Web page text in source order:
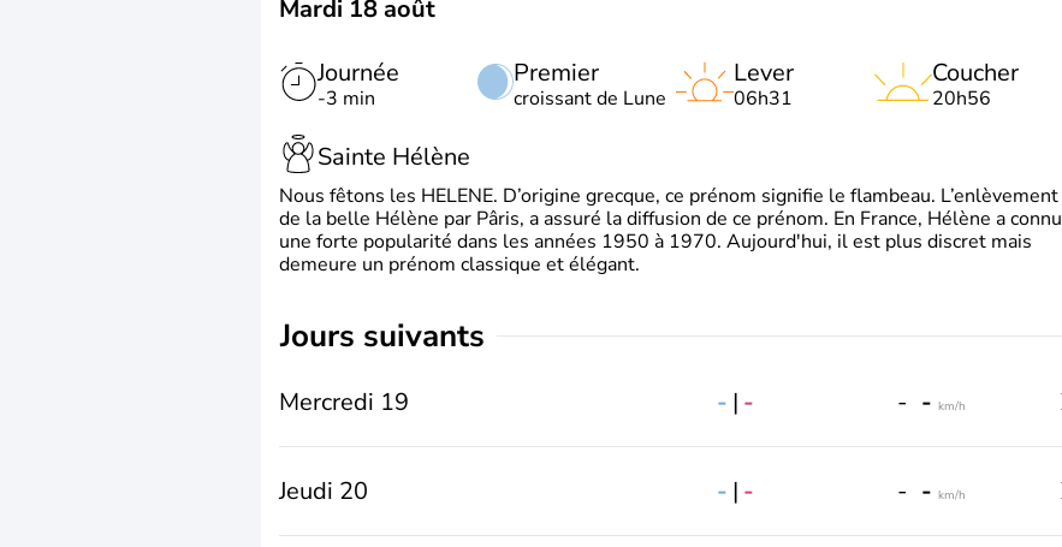
Mardi 18 août
Journée
-3 min
Premier
croissant de Lune
Lever
06h31
Coucher
20h56
Sainte Hélène
Nous fêtons les HELENE. D’origine grecque, ce prénom signifie le flambeau. L’enlèvement
de la belle Hélène par Pâris, a assuré la diffusion de ce prénom. En France, Hélène a connu
une forte popularité dans les années 1950 à 1970. Aujourd'hui, il est plus discret mais
demeure un prénom classique et élégant.
jours suivants
Mercredi 19 - | - - - km/h
Jeudi 20 - | - - - km/h